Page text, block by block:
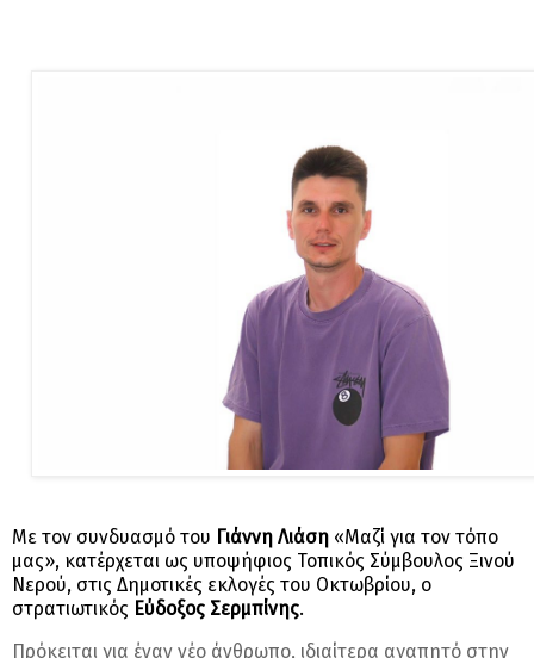
Με τον συνδυασμό του Γιάννη Λιάση «Μαζί για τον τόπο
μας», κατέρχεται ως υποψήφιος Τοπικός Σύμβουλος Ξινού
Νερού, στις Δημοτικές εκλογές του Οκτωβρίου, ο
στρατιωτικός Εύδοξος Σερμπίνης.
Πρόκειται για έναν νέο άνθρωπο, ιδιαίτερα αγαπητό στην